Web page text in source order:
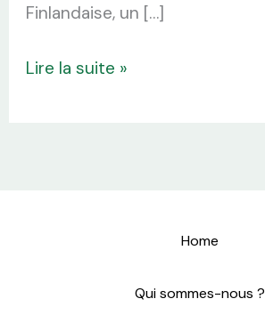
Finlandaise, un […]
Lire la suite »
Home
Qui sommes-nous ?